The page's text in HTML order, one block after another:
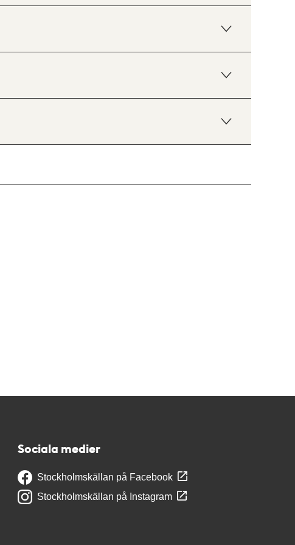
Sociala medier
Stockholmskällan på Facebook
Stockholmskällan på Instagram